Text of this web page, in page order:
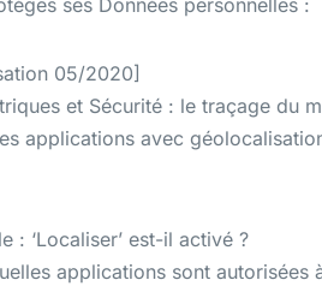
ses Données personnelles :
05/2020]
et Sécurité : le traçage du
applications avec
: ‘Localiser’ est-il activé ?
applications sont autorisées